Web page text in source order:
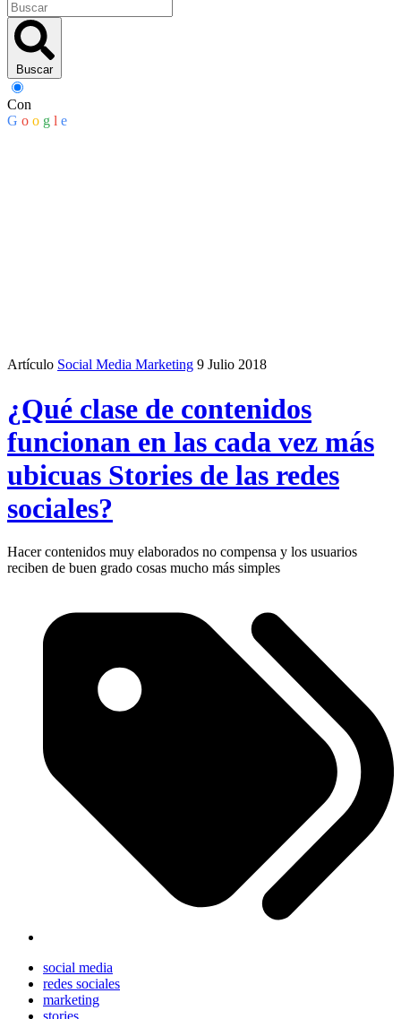
Buscar
Con
G o o g l e
Artículo Social Media Marketing 9 Julio 2018
¿Qué clase de contenidos
funcionan en las cada vez más
ubicuas Stories de las redes
sociales?
Hacer contenidos muy elaborados no compensa y los usuarios
reciben de buen grado cosas mucho más simples
social media
redes sociales
marketing
stories